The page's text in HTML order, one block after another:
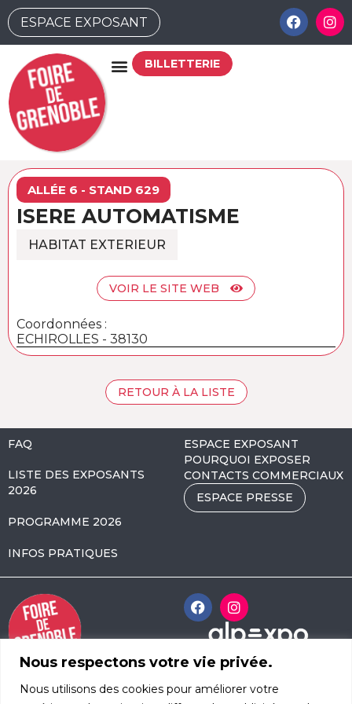
Nous respectons votre vie privée.
Nous utilisons des cookies pour améliorer votre
ESPACE EXPOSANT
BILLETTERIE
ALLÉE 6 - STAND 629
ISERE AUTOMATISME
HABITAT EXTERIEUR
VOIR LE SITE WEB
Coordonnées :
ECHIROLLES - 38130
RETOUR À LA LISTE
d’Innsbruck
FAQ
LISTE DES EXPOSANTS
2026
PROGRAMME 2026
INFOS PRATIQUES
ESPACE EXPOSANT
POURQUOI EXPOSER
CONTACTS COMMERCIAUX
ESPACE PRESSE